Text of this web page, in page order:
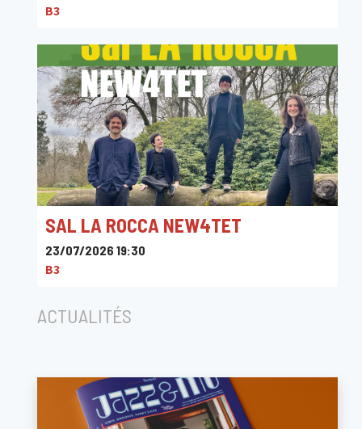
B3
SAL LA ROCCA NEW4TET
23/07/2026 19:30
B3
ACTUALITÉS